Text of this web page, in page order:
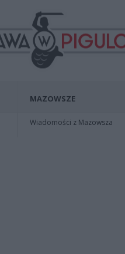
MAZOWSZE
Wiadomości z Mazowsza